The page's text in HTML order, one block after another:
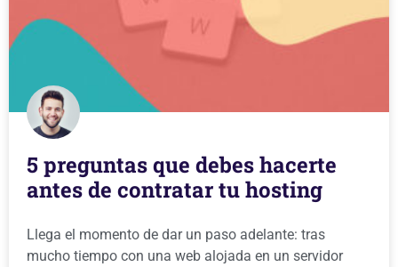
5 preguntas que debes hacerte
antes de contratar tu hosting
Llega el momento de dar un paso adelante: tras
mucho tiempo con una web alojada en un servidor